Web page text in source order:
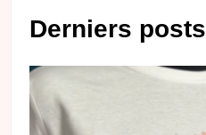
Derniers posts